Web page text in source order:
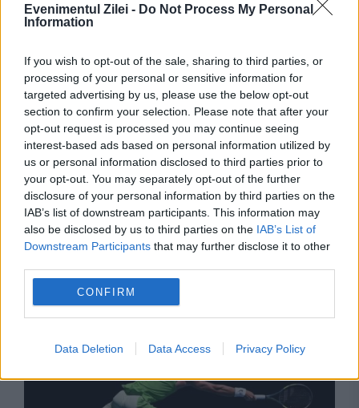
Evenimentul Zilei - Do Not Process My Personal
Information
If you wish to opt-out of the sale, sharing to third parties, or
processing of your personal or sensitive information for
targeted advertising by us, please use the below opt-out
section to confirm your selection. Please note that after your
opt-out request is processed you may continue seeing
interest-based ads based on personal information utilized by
us or personal information disclosed to third parties prior to
your opt-out. You may separately opt-out of the further
disclosure of your personal information by third parties on the
IAB’s list of downstream participants. This information may
also be disclosed by us to third parties on the IAB’s List of
Downstream Participants that may further disclose it to other
CONFIRM
Data Deletion Data Access Privacy Policy
SPORT
Sorana Cîrstea, eliminată în turul doi la
Toronto. Sportiva riscă să iasă din top 20
WTA